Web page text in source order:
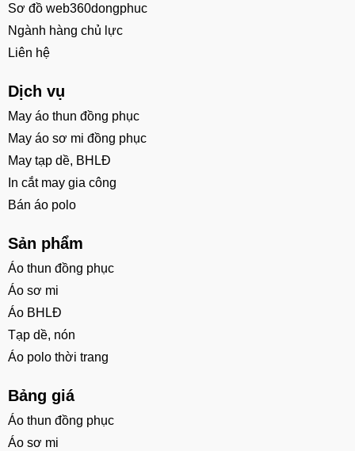
Sơ đồ web360dongphuc
Ngành hàng chủ lực
Liên hệ
Dịch vụ
May áo thun đồng phục
May áo sơ mi đồng phục
May tạp dề, BHLĐ
In cắt may gia công
Bán áo polo
Sản phẩm
Áo thun đồng phục
Áo sơ mi
Áo BHLĐ
Tạp dề, nón
Áo polo thời trang
Bảng giá
Áo thun đồng phục
Áo sơ mi